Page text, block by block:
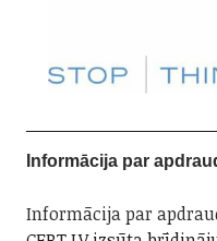
Informācija par
Informācija par